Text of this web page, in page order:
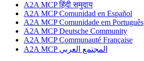
A2A MCP हिंदी समुदाय
A2A MCP Comunidad en Español
A2A MCP Comunidade em Português
A2A MCP Deutsche Community
A2A MCP Communauté Française
A2A MCP المجتمع العربي